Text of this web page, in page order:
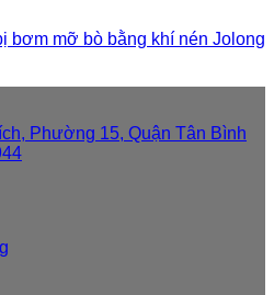
bơm mỡ bò bằng khí nén Jolong
Phường 15, Quận Tân Bình